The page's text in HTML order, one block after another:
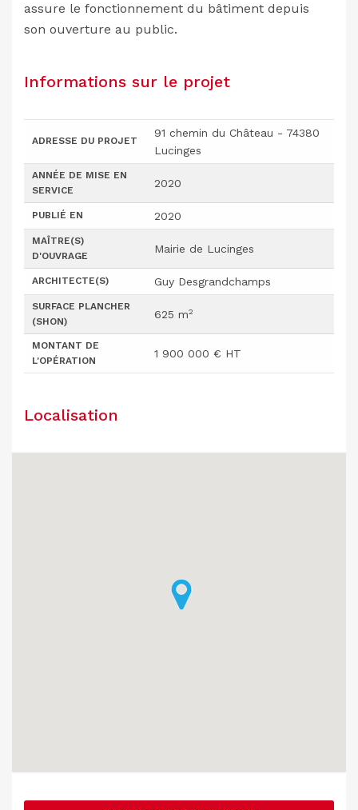
assure le fonctionnement du bâtiment depuis
son ouverture au public.
Informations sur le projet
ADRESSE DU PROJET
91 chemin du Château - 74380
Lucinges
ANNÉE DE MISE EN
SERVICE
2020
PUBLIÉ EN 2020
MAÎTRE(S)
D'OUVRAGE
Mairie de Lucinges
ARCHITECTE(S) Guy Desgrandchamps
SURFACE PLANCHER
(SHON)
625 m2
MONTANT DE
L'OPÉRATION
1 900 000 € HT
Localisation